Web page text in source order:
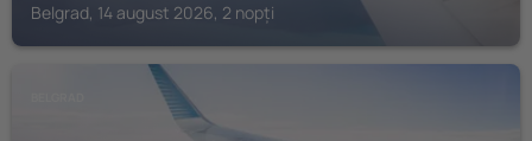
Belgrad, 14 august 2026, 2 nopți